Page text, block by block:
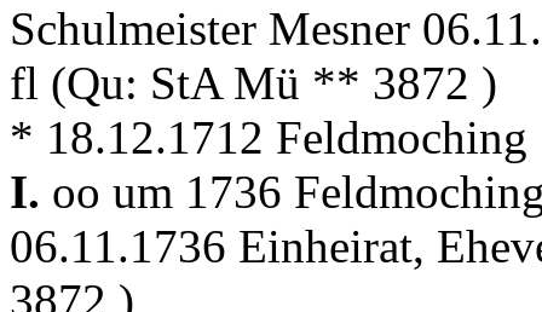
Schulmeister Mesner
fl (Qu: StA Mü ** 3872 )
* 18.12.1712 Feldmoching
I. oo um 1736
06.11.1736 Einheirat,
3872 )